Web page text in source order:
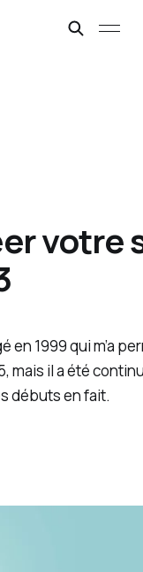
votre
en 1999 qui m’a
mais il a été
débuts en fait.